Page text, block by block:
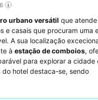
urbano versátil que
e casais que procuram uma
A sua localização
à estação de comboios,
para explorar a cidade
do hotel destaca-se, sendo
o incrível buffet